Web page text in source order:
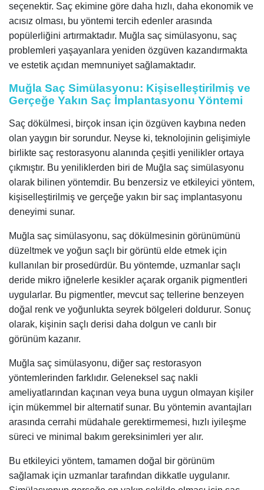
seçenektir. Saç ekimine göre daha hızlı, daha ekonomik ve
acısız olması, bu yöntemi tercih edenler arasında
popülerliğini artırmaktadır. Muğla saç simülasyonu, saç
problemleri yaşayanlara yeniden özgüven kazandırmakta
ve estetik açıdan memnuniyet sağlamaktadır.
Muğla Saç Simülasyonu: Kişiselleştirilmiş ve
Gerçeğe Yakın Saç İmplantasyonu Yöntemi
Saç dökülmesi, birçok insan için özgüven kaybına neden
olan yaygın bir sorundur. Neyse ki, teknolojinin gelişimiyle
birlikte saç restorasyonu alanında çeşitli yenilikler ortaya
çıkmıştır. Bu yeniliklerden biri de Muğla saç simülasyonu
olarak bilinen yöntemdir. Bu benzersiz ve etkileyici yöntem,
kişiselleştirilmiş ve gerçeğe yakın bir saç implantasyonu
deneyimi sunar.
Muğla saç simülasyonu, saç dökülmesinin görünümünü
düzeltmek ve yoğun saçlı bir görüntü elde etmek için
kullanılan bir prosedürdür. Bu yöntemde, uzmanlar saçlı
deride mikro iğnelerle kesikler açarak organik pigmentleri
uygularlar. Bu pigmentler, mevcut saç tellerine benzeyen
doğal renk ve yoğunlukta seyrek bölgeleri doldurur. Sonuç
olarak, kişinin saçlı derisi daha dolgun ve canlı bir
görünüm kazanır.
Muğla saç simülasyonu, diğer saç restorasyon
yöntemlerinden farklıdır. Geleneksel saç nakli
ameliyatlarından kaçınan veya buna uygun olmayan kişiler
için mükemmel bir alternatif sunar. Bu yöntemin avantajları
arasında cerrahi müdahale gerektirmemesi, hızlı iyileşme
süreci ve minimal bakım gereksinimleri yer alır.
Bu etkileyici yöntem, tamamen doğal bir görünüm
sağlamak için uzmanlar tarafından dikkatle uygulanır.